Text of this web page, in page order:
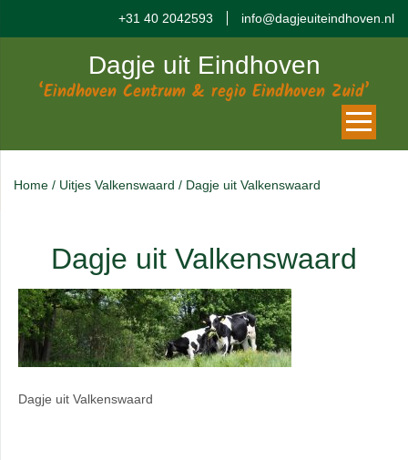
+31 40 2042593 info@dagjeuiteindhoven.nl
Dagje uit Eindhoven
‘Eindhoven Centrum & regio Eindhoven Zuid’
Home / Uitjes Valkenswaard / Dagje uit Valkenswaard
Dagje uit Valkenswaard
Dagje uit Valkenswaard